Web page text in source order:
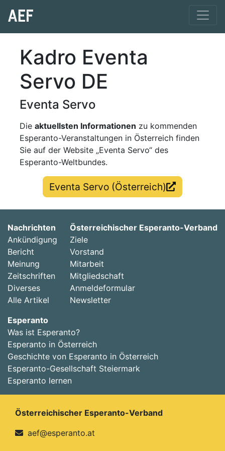
Kadro Eventa
Servo DE
Eventa Servo
Die aktuellsten Informationen zu kommenden
Esperanto-Veranstaltungen in Österreich finden
Sie auf der Website „Eventa Servo“ des
Esperanto-Weltbundes.
Eventa Servo (Österreich)
Nachrichten
Ankündigung
Bericht
Meinung
Zeitschriften
Diverses
Alle Artikel
Österreichischer Esperanto-Verband
Ziele
Vorstand
Mitarbeit
Mitgliedschaft
Anmeldeformular
Newsletter
Esperanto
Was ist Esperanto?
Esperanto in Österreich
Geschichte von Esperanto in Österreich
Esperanto-Gesellschaft Steiermark
Esperanto lernen
Österreichischer Esperanto-Verband
aef@esperanto.at